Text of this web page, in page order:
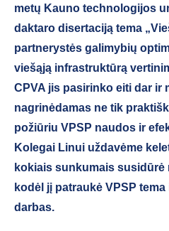
metų Kauno technologijos
daktaro disertaciją tema
partnerystės galimybių
viešąją infrastruktūrą
CPVA jis pasirinko eiti dar ir
nagrinėdamas ne tik
požiūriu VPSP naudos ir
Kolegai Linui uždavėme
kokiais sunkumais susidūrė
kodėl jį patraukė VPSP
darbas.